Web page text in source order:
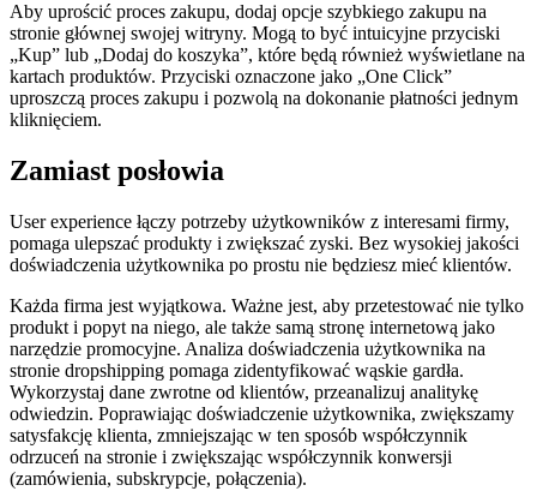
Aby uprościć proces zakupu, dodaj opcje szybkiego zakupu na
stronie głównej swojej witryny. Mogą to być intuicyjne przyciski
„Kup” lub „Dodaj do koszyka”, które będą również wyświetlane na
kartach produktów. Przyciski oznaczone jako „One Click”
uproszczą proces zakupu i pozwolą na dokonanie płatności jednym
kliknięciem.
Zamiast posłowia
User experience łączy potrzeby użytkowników z interesami firmy,
pomaga ulepszać produkty i zwiększać zyski. Bez wysokiej jakości
doświadczenia użytkownika po prostu nie będziesz mieć klientów.
Każda firma jest wyjątkowa. Ważne jest, aby przetestować nie tylko
produkt i popyt na niego, ale także samą stronę internetową jako
narzędzie promocyjne. Analiza doświadczenia użytkownika na
stronie dropshipping pomaga zidentyfikować wąskie gardła.
Wykorzystaj dane zwrotne od klientów, przeanalizuj analitykę
odwiedzin. Poprawiając doświadczenie użytkownika, zwiększamy
satysfakcję klienta, zmniejszając w ten sposób współczynnik
odrzuceń na stronie i zwiększając współczynnik konwersji
(zamówienia, subskrypcje, połączenia).